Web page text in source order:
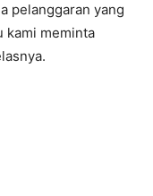
pelanggaran yang
kami meminta